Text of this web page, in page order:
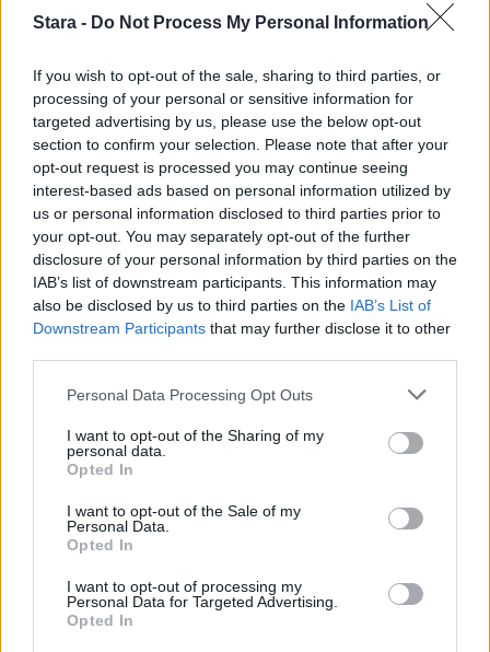
Stara - Do Not Process My Personal Information
If you wish to opt-out of the sale, sharing to third parties, or
processing of your personal or sensitive information for
targeted advertising by us, please use the below opt-out
section to confirm your selection. Please note that after your
opt-out request is processed you may continue seeing
interest-based ads based on personal information utilized by
us or personal information disclosed to third parties prior to
your opt-out. You may separately opt-out of the further
disclosure of your personal information by third parties on the
IAB’s list of downstream participants. This information may
also be disclosed by us to third parties on the IAB’s List of
Downstream Participants that may further disclose it to other
Personal Data Processing Opt Outs
I want to opt-out of the Sharing of my
personal data.
Opted In
I want to opt-out of the Sale of my
Personal Data.
Opted In
I want to opt-out of processing my
Personal Data for Targeted Advertising.
Opted In
1
UUTISET
Leskeneläke ei kuulu kaikille –
Kela muistuttaa tärkeästä
ikärajasta
2